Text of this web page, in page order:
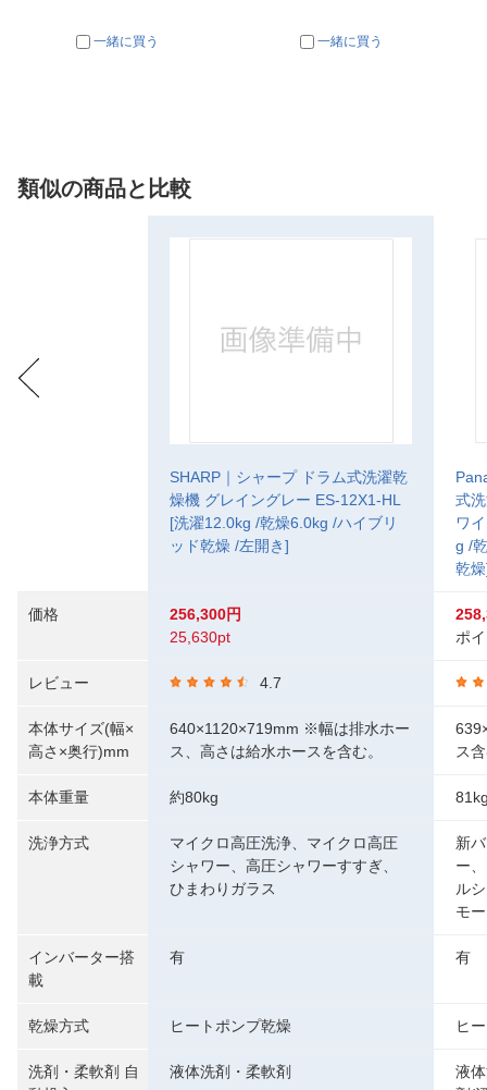
一緒に買う 一緒に買う
類似の商品と比較
価格
レビュー
本体サイズ(幅×
高さ×奥行)mm
本体重量
洗浄方式
インバーター搭
載
乾燥方式
洗剤・柔軟剤 自
SHARP｜シャープ ドラム式洗濯乾
燥機 グレイングレー ES-12X1-HL
[洗濯12.0kg /乾燥6.0kg /ハイブリ
ッド乾燥 /左開き]
256,300円
25,630pt
4.7
640×1120×719mm ※幅は排水ホー
ス、高さは給水ホースを含む。
約80kg
マイクロ高圧洗浄、マイクロ高圧
シャワー、高圧シャワーすすぎ、
ひまわりガラス
有
ヒートポンプ乾燥
液体洗剤・柔軟剤
式
ワ
g /
乾
ポ
ス
新
ー
ル
モ
有
ヒ
液